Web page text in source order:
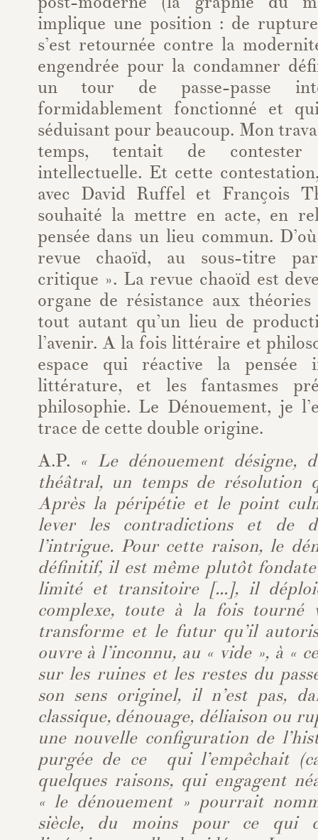
implique une position : de
s’est retournée contre la
engendrée pour la condamner
un tour de passe-passe
formidablement fonctionné et
séduisant pour beaucoup. Mon
temps, tentait de contester
intellectuelle. Et cette
avec David Ruffel et François
souhaité la mettre en acte, en
pensée dans un lieu commun.
revue chaoïd, au sous-titre
critique ». La revue chaoïd est
organe de résistance aux
tout autant qu’un lieu de
l’avenir. A la fois littéraire et
espace qui réactive la pensée
littérature, et les fantasmes
philosophie. Le Dénouement, je
trace de cette double origine.
A.P. « Le dénouement désigne,
théâtral, un temps de résolution
Après la péripétie et le point
lever les contradictions et de
l’intrigue. Pour cette raison, le
définitif, il est même plutôt
limité et transitoire [...], il
complexe, toute à la fois tourné
transforme et le futur qu’il
ouvre à l’inconnu, au « vide », à «
sur les ruines et les restes du
son sens originel, il n’est pas,
classique, dénouage, déliaison ou
une nouvelle configuration de
purgée de ce qui l’empêchait
quelques raisons, qui engagent
« le dénouement » pourrait
siècle, du moins pour ce qui